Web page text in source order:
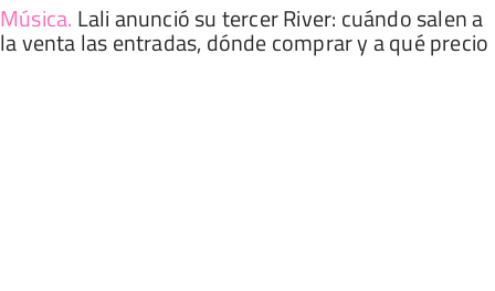
Música. Lali anunció su tercer River: cuándo salen a
la venta las entradas, dónde comprar y a qué precio